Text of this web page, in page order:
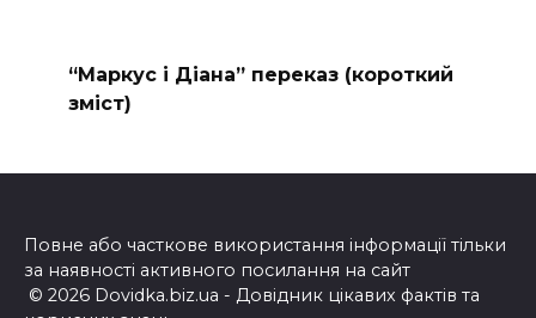
“Маркус і Діана” переказ (короткий
зміст)
Повне або часткове використання інформації тільки
за наявності активного посилання на сайт
© 2026 Dovidka.biz.ua - Довідник цікавих фактів та